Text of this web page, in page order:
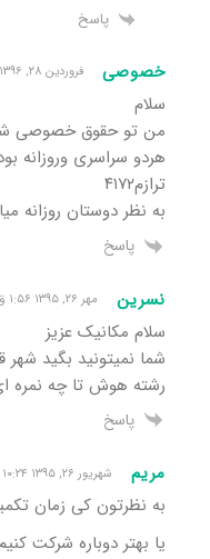
پاسخ
خصوصی فروردین ۲۸, ۱۳۹۶ ۳:۲۱ ب٫ظ
سلام
هردو سراسری وروزانه
ترازم۴١٧٢
به نظر دوستان روزانه
پاسخ
نسرین مهر ۲۶, ۱۳۹۵ ۱:۵۶ ق٫ظ
سلام مکانیک عزیز
شما نمیتونید بگید
رشته هوش تا چه نمره
پاسخ
مریم شهریور ۲۶, ۱۳۹۵ ۱۰:۲۴ ق٫ظ
به نظرتون کی زمان
یا بهتر دوباره شرکت